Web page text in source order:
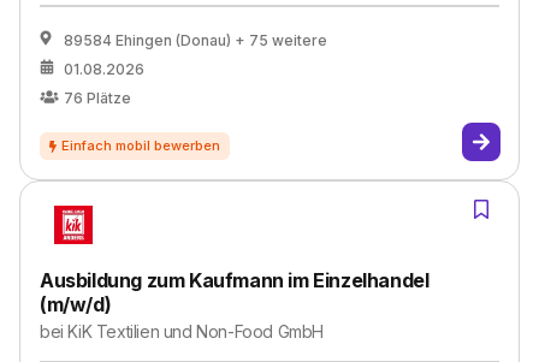
89584 Ehingen (Donau) + 75 weitere
01.08.2026
76 Plätze
Ausbildung zum Kaufmann im Einzelhandel
(m/w/d)
beiKiK Textilien und Non-Food GmbH